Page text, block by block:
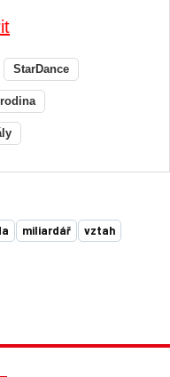
StarDance
miliardář vztah